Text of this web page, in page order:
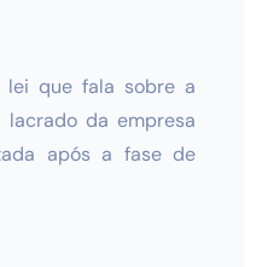
lei que fala sobre a
lacrado da empresa
após a fase de